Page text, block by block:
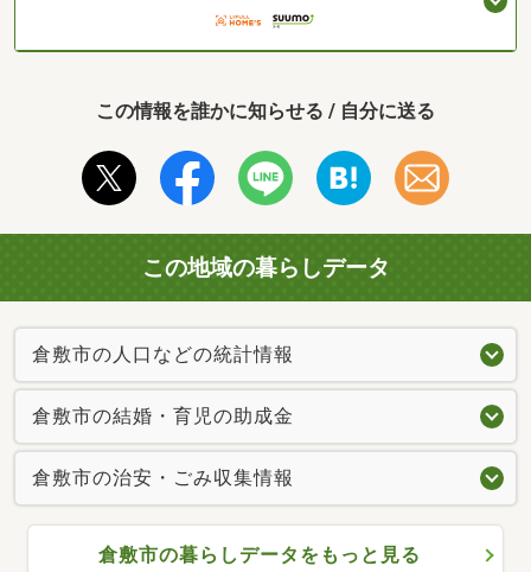
この情報を誰かに知らせる / 自分に送る
この地域の暮らしデータ
倉敷市の人口などの統計情報
倉敷市の結婚・育児の助成金
倉敷市の治安・ごみ収集情報
倉敷市の暮らしデータをもっと見る